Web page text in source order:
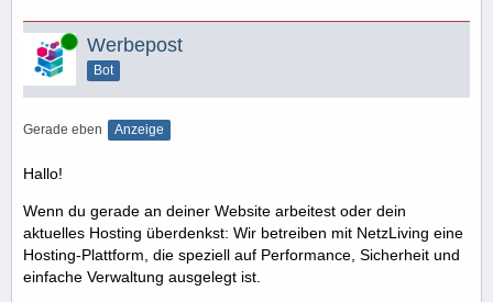
Online Werbepost
Bot
Gerade eben Anzeige
Hallo!
Wenn du gerade an deiner Website arbeitest oder dein
aktuelles Hosting überdenkst: Wir betreiben mit NetzLiving eine
Hosting-Plattform, die speziell auf Performance, Sicherheit und
einfache Verwaltung ausgelegt ist.